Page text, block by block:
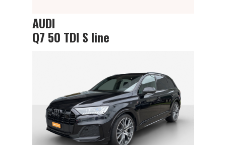
AUDI
Q7 50 TDI S line